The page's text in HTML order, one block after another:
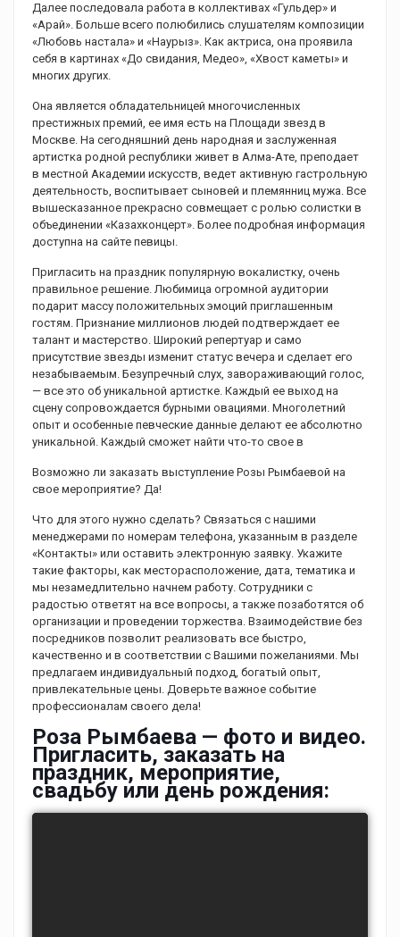
Далее последовала работа в коллективах «Гульдер» и
«Арай». Больше всего полюбились слушателям композиции
«Любовь настала» и «Наурыз». Как актриса, она проявила
себя в картинах «До свидания, Медео», «Хвост каметы» и
многих других.
Она является обладательницей многочисленных
престижных премий, ее имя есть на Площади звезд в
Москве. На сегодняшний день народная и заслуженная
артистка родной республики живет в Алма-Ате, преподает
в местной Академии искусств, ведет активную гастрольную
деятельность, воспитывает сыновей и племянниц мужа. Все
вышесказанное прекрасно совмещает с ролью солистки в
объединении «Казахконцерт». Более подробная информация
доступна на сайте певицы.
Пригласить на праздник популярную вокалистку, очень
правильное решение. Любимица огромной аудитории
подарит массу положительных эмоций приглашенным
гостям. Признание миллионов людей подтверждает ее
талант и мастерство. Широкий репертуар и само
присутствие звезды изменит статус вечера и сделает его
незабываемым. Безупречный слух, завораживающий голос,
— все это об уникальной артистке. Каждый ее выход на
сцену сопровождается бурными овациями. Многолетний
опыт и особенные певческие данные делают ее абсолютно
уникальной. Каждый сможет найти что-то свое в
Возможно ли заказать выступление Розы Рымбаевой на
свое мероприятие? Да!
Что для этого нужно сделать? Связаться с нашими
менеджерами по номерам телефона, указанным в разделе
«Контакты» или оставить электронную заявку. Укажите
такие факторы, как месторасположение, дата, тематика и
мы незамедлительно начнем работу. Сотрудники с
радостью ответят на все вопросы, а также позаботятся об
организации и проведении торжества. Взаимодействие без
посредников позволит реализовать все быстро,
качественно и в соответствии с Вашими пожеланиями. Мы
предлагаем индивидуальный подход, богатый опыт,
привлекательные цены. Доверьте важное событие
профессионалам своего дела!
Роза Рымбаева — фото и видео.
Пригласить, заказать на
праздник, мероприятие,
свадьбу или день рождения: